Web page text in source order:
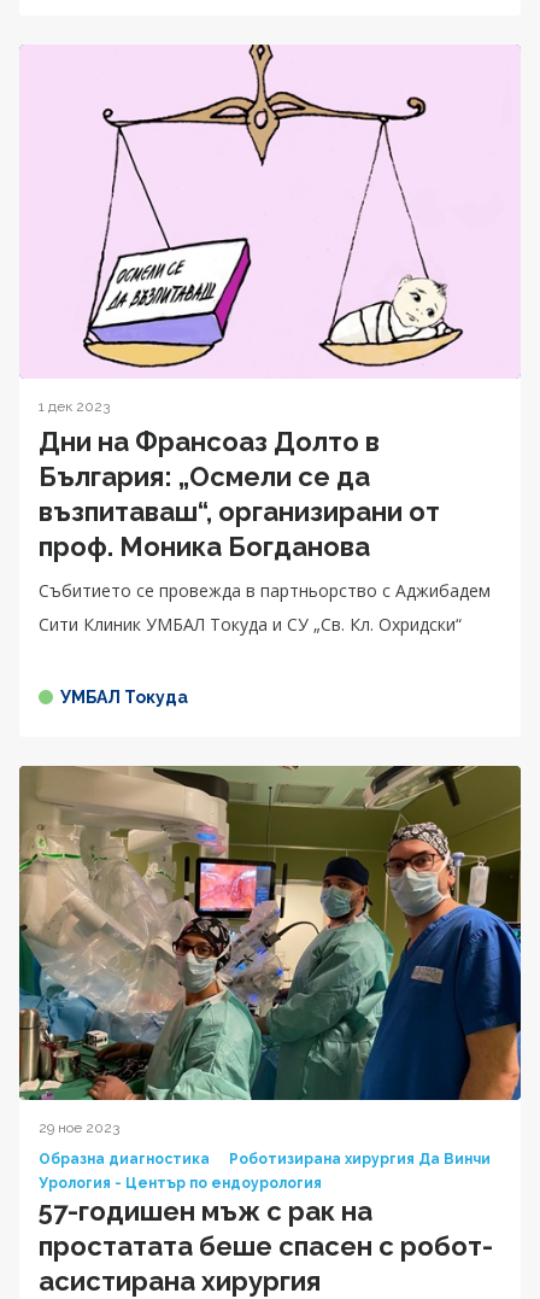
1 дек 2023
Дни на Франсоаз Долто в
България: „Осмели се да
възпитаваш“, организирани от
проф. Моника Богданова
Събитието се провежда в партньорство с Аджибадем
Сити Клиник УМБАЛ Токуда и СУ „Св. Кл. Охридски“
УМБАЛ Токуда
29 ное 2023
Образна диагностика
Роботизирана хирургия Да Винчи
Урология - Център по ендоурология
57-годишен мъж с рак на
простатата беше спасен с робот-
асистирана хирургия